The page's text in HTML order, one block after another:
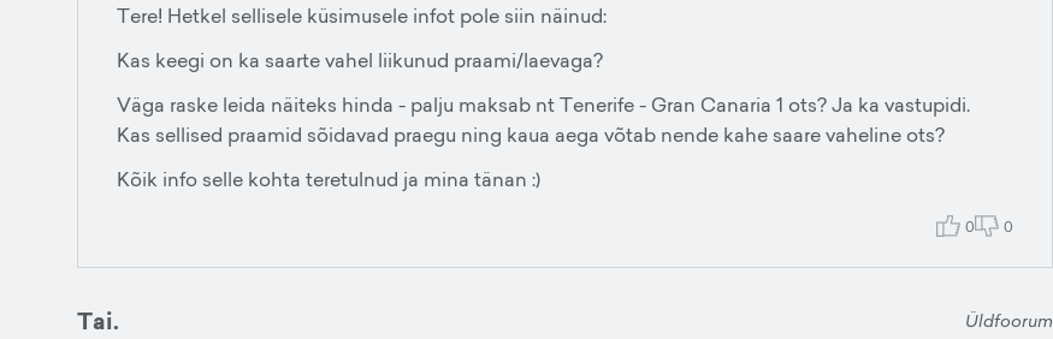
Tere! Hetkel sellisele küsimusele infot pole siin näinud:
Kas keegi on ka saarte vahel liikunud praami/laevaga?
Väga raske leida näiteks hinda - palju maksab nt Tenerife - Gran Canaria 1 ots? Ja ka vastupidi.
Kas sellised praamid sõidavad praegu ning kaua aega võtab nende kahe saare vaheline ots?
Kõik info selle kohta teretulnud ja mina tänan :)
0 0
Tai. Üldfoorum